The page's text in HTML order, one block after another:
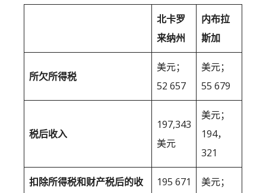
北卡罗
来纳州
内布拉
斯加
所欠所得税
美元；
52 657
美元；
55 679
税后收入
197,343
美元
美元；
194，
321
扣除所得税和财产税后的收
195 671
美元；